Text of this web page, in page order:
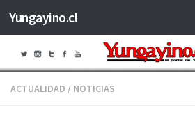
Saltar al contenido
Yungayino.cl
ACTUALIDAD / NOTICIAS